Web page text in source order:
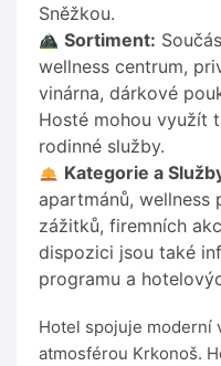
Sněžkou.
Sortiment:
wellness centrum,
vinárna, dárkové
Hosté mohou využít
rodinné služby.
Kategorie a
apartmánů,
zážitků, firemních
dispozici jsou také
programu a
Hotel spojuje moderní
atmosférou Krkonoš.